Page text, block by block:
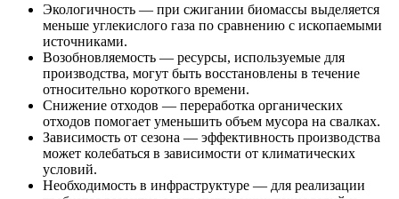
Экологичность — при сжигании биомассы выделяется
меньше углекислого газа по сравнению с ископаемыми
источниками.
Возобновляемость — ресурсы, используемые для
производства, могут быть восстановлены в течение
относительно короткого времени.
Снижение отходов — переработка органических
отходов помогает уменьшить объем мусора на свалках.
Зависимость от сезона — эффективность производства
может колебаться в зависимости от климатических
условий.
Необходимость в инфраструктуре — для реализации